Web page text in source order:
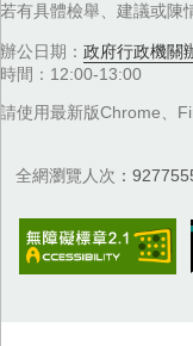
若有具體檢舉、建議或陳
辦公日期： 政府行政機關
時間：12:00-13:00
請使用最新版Chrome、
全網瀏覽人次